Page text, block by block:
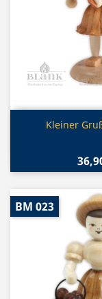

Kleiner
BM 023